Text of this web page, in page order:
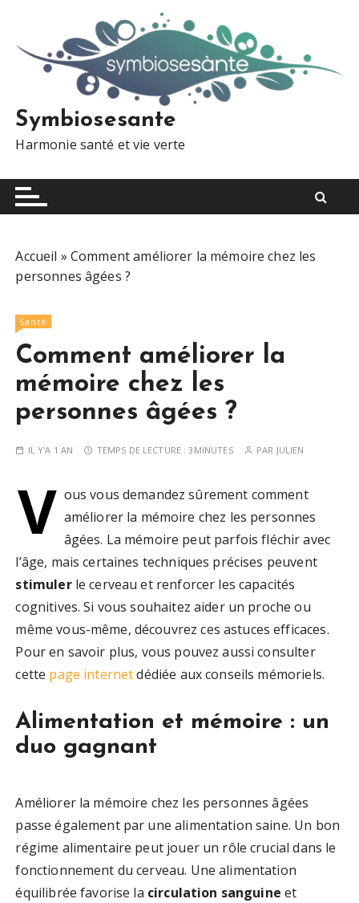
Symbiosesante
Harmonie santé et vie verte
Accueil » Comment améliorer la mémoire chez les
personnes âgées ?
Santé
Comment améliorer la
mémoire chez les
personnes âgées ?
IL Y'A 1 AN TEMPS DE LECTURE :3MINUTES PAR JULIEN
V ous vous demandez sûrement comment
améliorer la mémoire chez les personnes
âgées. La mémoire peut parfois fléchir avec
l’âge, mais certaines techniques précises peuvent
stimulerle cerveau et renforcer les capacités
cognitives. Si vous souhaitez aider un proche ou
même vous-même, découvrez ces astuces efficaces.
Pour en savoir plus, vous pouvez aussi consulter
cette page internetdédiée aux conseils mémoriels.
Alimentation et mémoire : un
duo gagnant
Améliorer la mémoire chez les personnes âgées
passe également par une alimentation saine. Un bon
régime alimentaire peut jouer un rôle crucial dans le
fonctionnement du cerveau. Une alimentation
équilibrée favorise la circulation sanguine et